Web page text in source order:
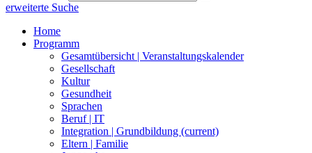
erweiterte Suche
Home
Programm
Gesamtübersicht | Veranstaltungskalender
Gesellschaft
Kultur
Gesundheit
Sprachen
Beruf | IT
Integration | Grundbildung (current)
Eltern | Familie